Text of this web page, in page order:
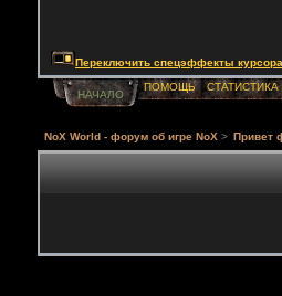
Переключить спецэффекты
НАЧАЛО
ПОМОЩЬ
NoX World - форум об игре NoX > Привет